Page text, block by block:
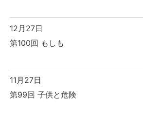
12月27日
第100回 もしも
11月27日
第99回 子供と危険